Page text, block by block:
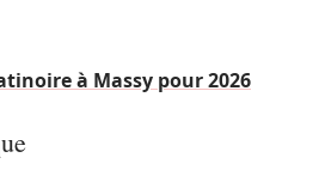
à Massy pour 2026